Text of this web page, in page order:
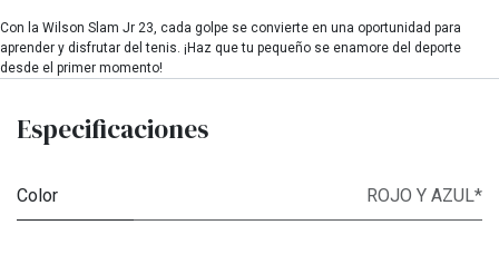
Con la Wilson Slam Jr 23, cada golpe se convierte en una oportunidad para
aprender y disfrutar del tenis. ¡Haz que tu pequeño se enamore del deporte
desde el primer momento!
Especificaciones
Color ROJO Y AZUL*